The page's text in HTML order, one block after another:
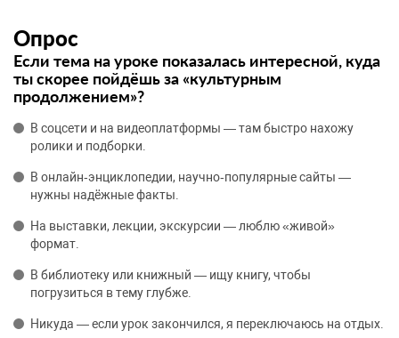
Опрос
Если тема на уроке показалась интересной, куда
ты скорее пойдёшь за «культурным
продолжением»?
В соцсети и на видеоплатформы — там быстро нахожу
ролики и подборки.
В онлайн‑энциклопедии, научно‑популярные сайты —
нужны надёжные факты.
На выставки, лекции, экскурсии — люблю «живой»
формат.
В библиотеку или книжный — ищу книгу, чтобы
погрузиться в тему глубже.
Никуда — если урок закончился, я переключаюсь на отдых.